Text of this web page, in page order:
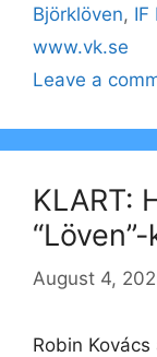
Tags
Björklöven, IF
www.vk.se
Leave a
KLART:
August 4,
Robin